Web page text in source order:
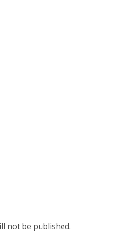
not be published.